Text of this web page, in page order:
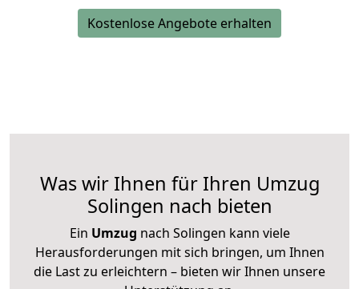
Kostenlose Angebote erhalten
Was wir Ihnen für Ihren Umzug
Solingen nach bieten
Ein Umzug nach Solingen kann viele
Herausforderungen mit sich bringen, um Ihnen
die Last zu erleichtern – bieten wir Ihnen unsere